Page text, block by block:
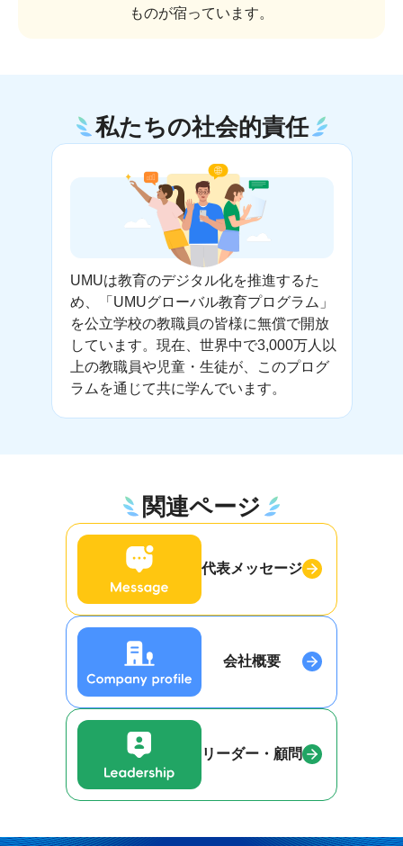
ものが宿っています。
私たちの社会的責任
UMUは教育のデジタル化を推進するた
め、「UMUグローバル教育プログラム」
を公立学校の教職員の皆様に無償で開放
しています。現在、世界中で3,000万人以
上の教職員や児童・生徒が、このプログ
ラムを通じて共に学んでいます。
関連ページ
代表メッセージ
会社概要
リーダー・顧問